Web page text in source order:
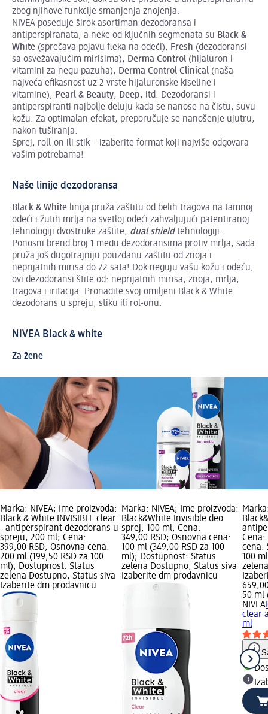
zbog njihove funkcije smanjenja znojenja.
NIVEA poseduje širok asortiman dezodoransa i
antiperspiranata, a neke od ključnih segmenata su Black &
White (sprečava pojavu fleka na odeći), Fresh (dezodoransi
sa osvežavajućim mirisima), Derma Control (hijaluron i
vitamini za negu pazuha), Derma Control Clinical (naša
najveća efikasnost uz 2 vrste hijaluronske kiseline i
vitamine), Pearl & Beauty, Deep, itd. Dezodoransi i
antiperspiranti najbolje deluju kada se nanose na čistu, suvu
kožu. Za optimalan efekat, preporučuje se nanošenje ujutru,
nakon tuširanja.
Sprej, roll-on ili stik – izaberite format koji najviše odgovara
vašim potrebama!
Naše linije dezodoransa
Black & White linija pruža zaštitu od belih tragova na tamnoj
odeći i žutih mrlja na svetloj odeći zahvaljujući patentiranoj
tehnologiji dvostruke zaštite, dualshield tehnologiji.
Ponosni brend broj 1 među dezodoransima protiv mrlja, sada
pruža još dugotrajniju pouzdanu zaštitu od znoja i
neprijatnih mirisa do 72 sata! Dok neguju vašu kožu i odeću,
ovi dezodoransi štite od: neprijatnih mirisa, znoja, mrlja,
tragova i iritacija. Pronađite svoj omiljeni Black & White
dezodorans u spreju, stiku ili rol-onu.
NIVEA Black & white
Za žene
Marka: NIVEA; Ime proizvoda:
Black & White INVISIBLE clear
- antiperspirant dezodorans u
spreju, 200 ml; Cena:
399,00 RSD; Osnovna cena:
200 ml (199,50 RSD za 100
ml); Dostupnost: Status
zelena Dostupno, Status siva
Izaberite dm prodavnicu
Marka: NIVEA; Ime proizvoda:
Black&White Invisible deo
sprej, 100 ml; Cena:
349,00 RSD; Osnovna cena:
100 ml (349,00 RSD za 100
ml); Dostupnost: Status
zelena Dostupno, Status siva
Izaberite dm prodavnicu
Cena:
cena:
100
50 ml
NIVEA
clear
ml